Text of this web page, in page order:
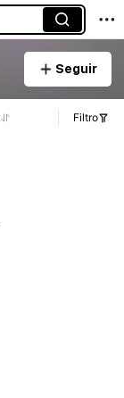
Seguir
Filtro